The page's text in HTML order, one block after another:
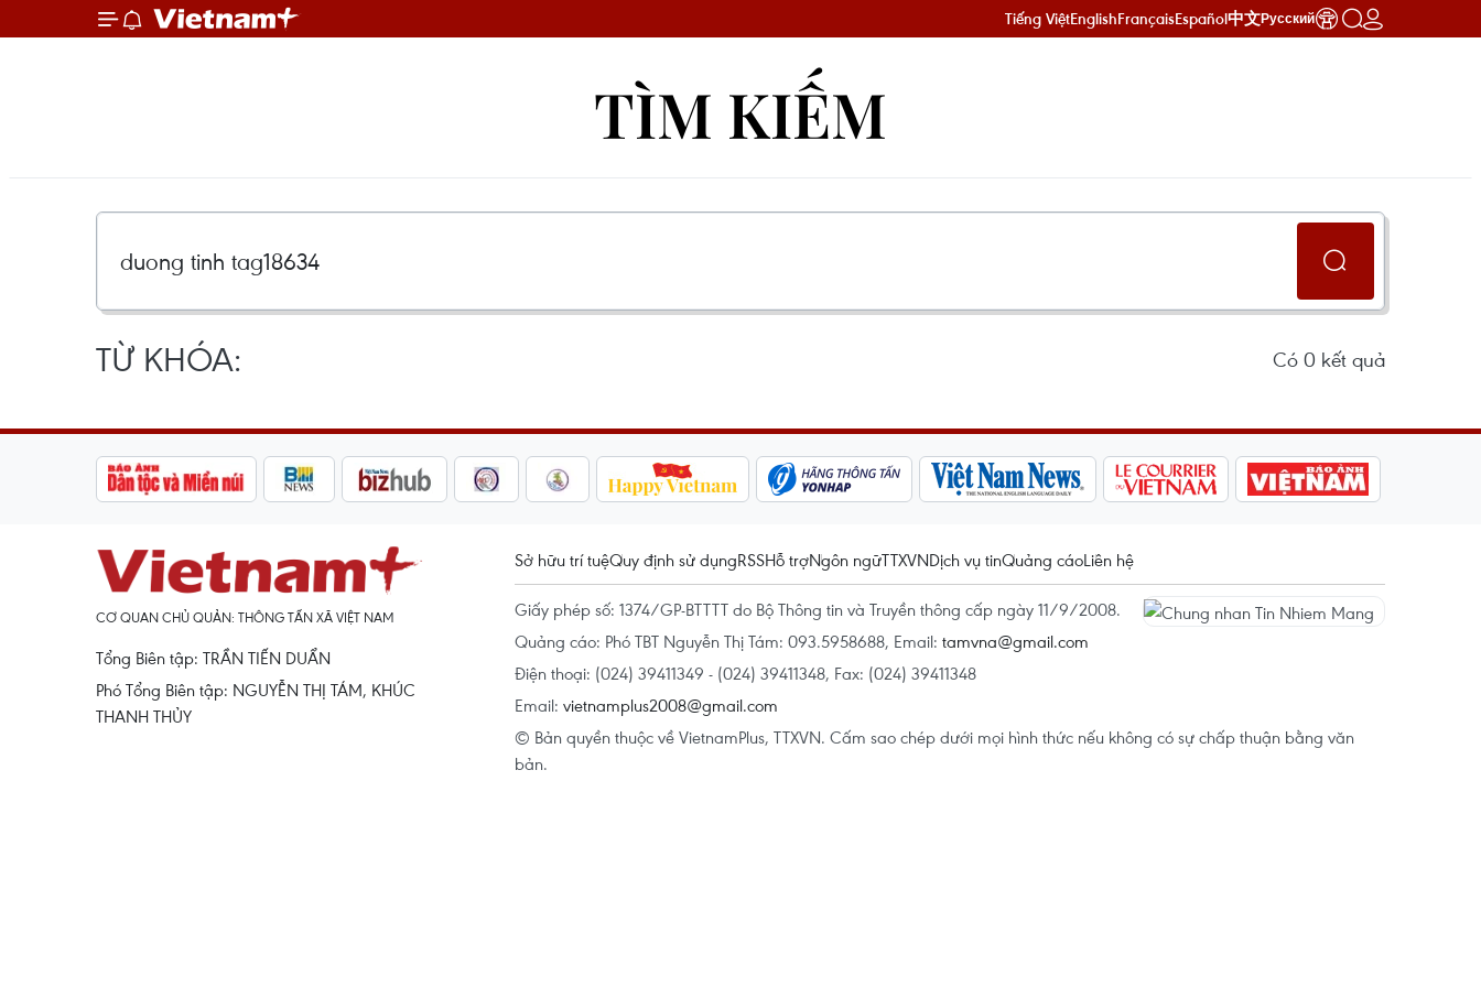
Tiếng ViệtEnglishFrançaisEspañol中文Русский
TÌM KIẾM
TỪ KHÓA: Có 0 kết quả
CƠ QUAN CHỦ QUẢN: THÔNG TẤN XÃ VIỆT NAM
Tổng Biên tập: TRẦN TIẾN DUẨN
Phó Tổng Biên tập: NGUYỄN THỊ TÁM, KHÚC
THANH THỦY
Sở hữu trí tuệQuy định sử dụngRSSHỗ trợNgôn ngữTTXVNDịch vụ tinQuảng cáoLiên hệ
Giấy phép số: 1374/GP-BTTTT do Bộ Thông tin và Truyền thông cấp ngày 11/9/2008.
Quảng cáo: Phó TBT Nguyễn Thị Tám: 093.5958688, Email: tamvna@gmail.com
Điện thoại: (024) 39411349 - (024) 39411348, Fax: (024) 39411348
Email: vietnamplus2008@gmail.com
© Bản quyền thuộc về VietnamPlus, TTXVN. Cấm sao chép dưới mọi hình thức nếu không có sự chấp thuận bằng văn
bản.